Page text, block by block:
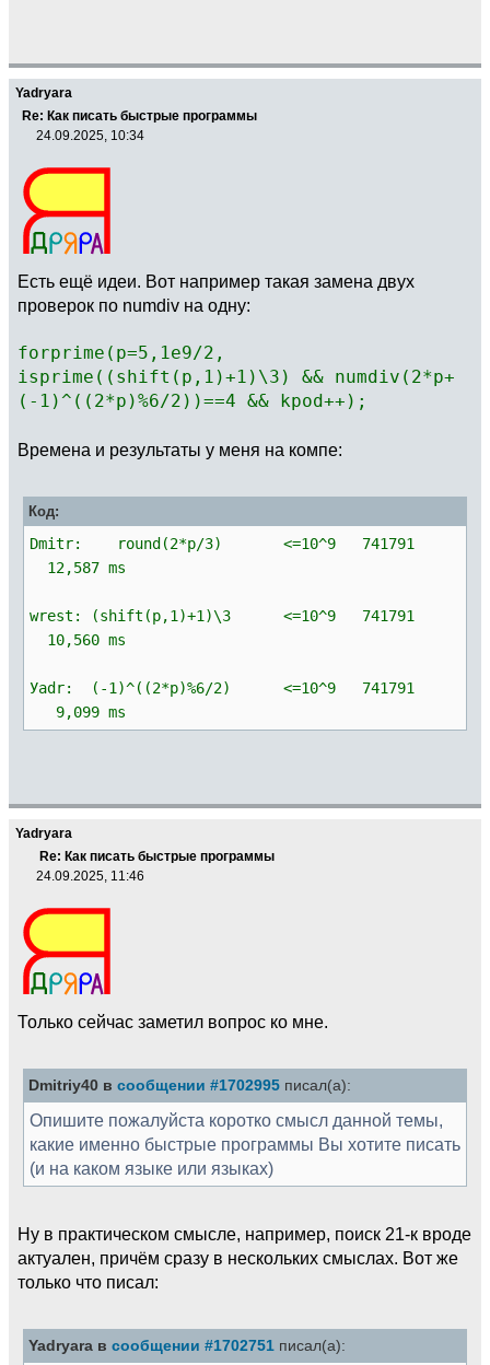
Yadryara
Re: Как писать быстрые программы
24.09.2025, 10:34
Есть ещё идеи. Вот например такая замена двух
проверок по numdiv на одну:
forprime(p=5,1e9/2,
isprime((shift(p,1)+1)\3) && numdiv(2*p+
(-1)^((2*p)%6/2))==4 && kpod++);
Времена и результаты у меня на компе:
Код:
Dmitr: round(2*p/3) <=10^9 741791
12,587 ms
wrest: (shift(p,1)+1)\3 <=10^9 741791
10,560 ms
Уadr: (-1)^((2*p)%6/2) <=10^9 741791
9,099 ms
Yadryara
Re: Как писать быстрые программы
24.09.2025, 11:46
Только сейчас заметил вопрос ко мне.
Dmitriy40 в сообщении #1702995 писал(а):
Опишите пожалуйста коротко смысл данной темы,
какие именно быстрые программы Вы хотите писать
(и на каком языке или языках)
Ну в практическом смысле, например, поиск 21-к вроде
актуален, причём сразу в нескольких смыслах. Вот же
только что писал:
Yadryara в сообщении #1702751 писал(а):